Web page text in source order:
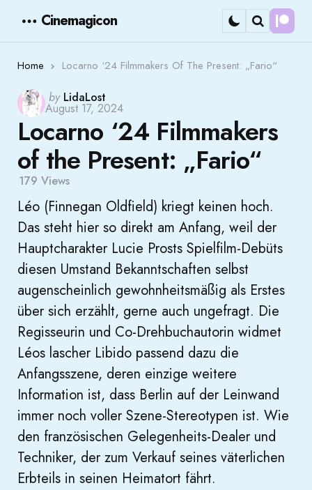
Cinemagicon
Search
Home Locarno ‘24 Filmmakers Of The Present: „Fario“
Posted
by
by LidaLost
August 17, 2024
Locarno ‘24 Filmmakers
of the Present: „Fario“
179 Views
Léo (Finnegan Oldfield) kriegt keinen hoch.
Das steht hier so direkt am Anfang, weil der
Hauptcharakter Lucie Prosts Spielfilm-Debüts
diesen Umstand Bekanntschaften selbst
augenscheinlich gewohnheitsmäßig als Erstes
über sich erzählt, gerne auch ungefragt. Die
Regisseurin und Co-Drehbuchautorin widmet
Léos lascher Libido passend dazu die
Anfangsszene, deren einzige weitere
Information ist, dass Berlin auf der Leinwand
immer noch voller Szene-Stereotypen ist. Wie
den französischen Gelegenheits-Dealer und
Techniker, der zum Verkauf seines väterlichen
Erbteils in seinen Heimatort fährt.